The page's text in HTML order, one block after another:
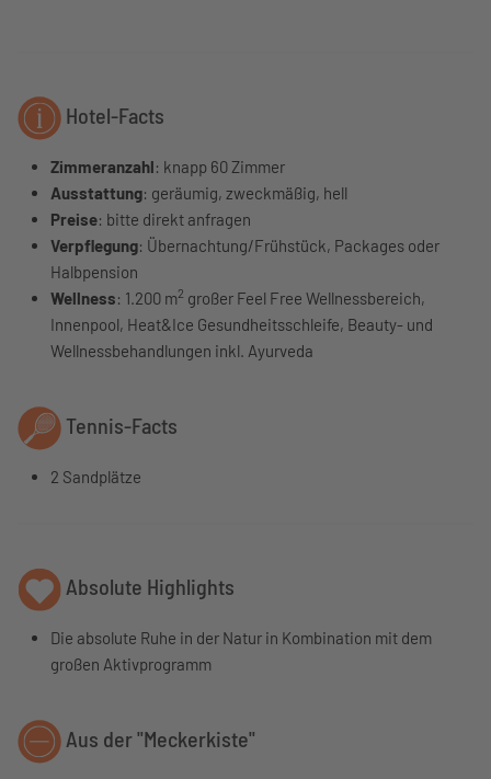
Hotel-Facts
Zimmeranzahl: knapp 60 Zimmer
Ausstattung: geräumig, zweckmäßig, hell
Preise: bitte direkt anfragen
Verpflegung: Übernachtung/Frühstück, Packages oder
Halbpension
Wellness: 1.200 m2 großer Feel Free Wellnessbereich,
Innenpool, Heat&Ice Gesundheitsschleife, Beauty- und
Wellnessbehandlungen inkl. Ayurveda
Tennis-Facts
2 Sandplätze
Absolute Highlights
Die absolute Ruhe in der Natur in Kombination mit dem
großen Aktivprogramm
Aus der "Meckerkiste"